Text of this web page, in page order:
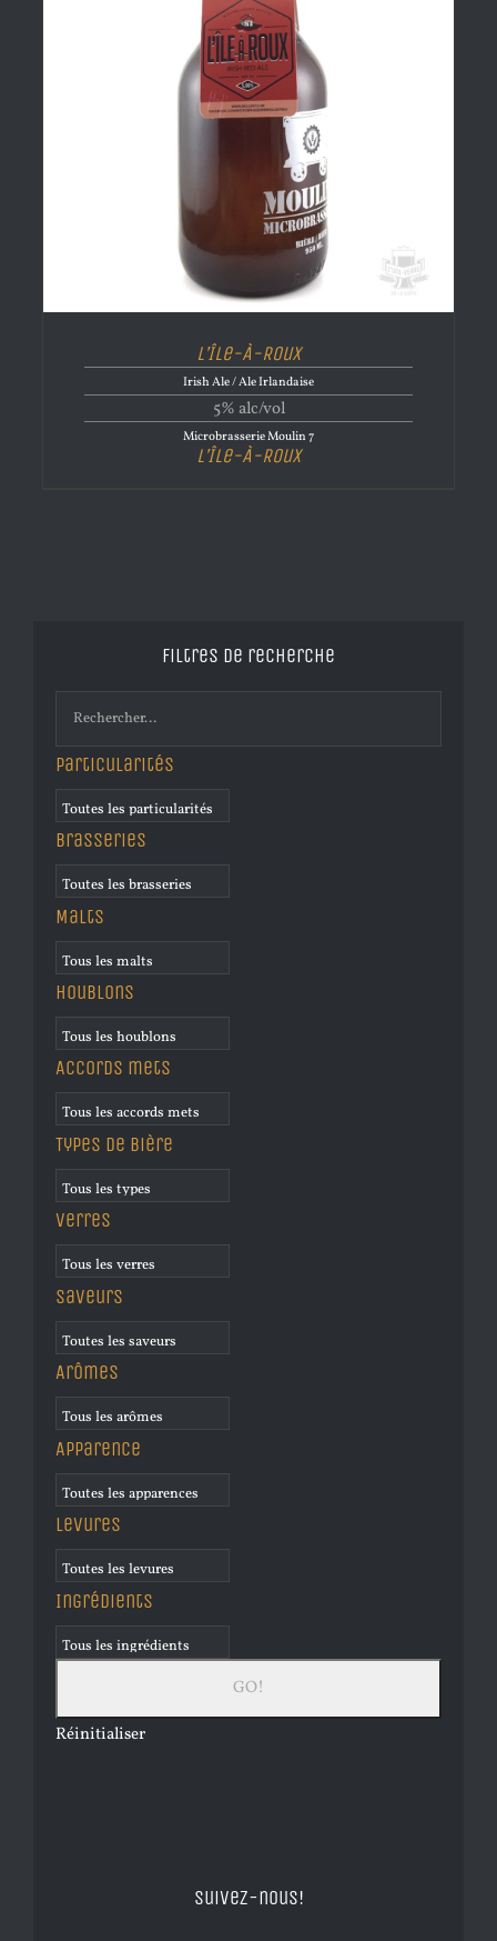
L’Île-À-Roux
Irish Ale / Ale Irlandaise
5% alc/vol
Microbrasserie Moulin 7
L’Île-À-Roux
Filtres de recherche
Particularités
Brasseries
Malts
Houblons
Accords mets
Types de bière
Verres
Saveurs
Arômes
Apparence
Levures
Ingrédients
Réinitialiser
Suivez-nous!